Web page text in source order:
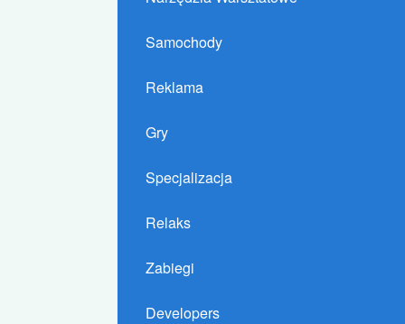
Samochody
Reklama
Gry
Specjalizacja
Relaks
Zabiegi
Developers